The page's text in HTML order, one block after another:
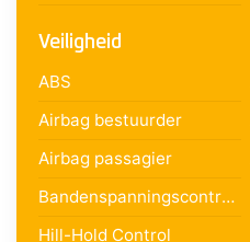
Veiligheid
ABS
Airbag bestuurder
Airbag passagier
Bandenspanningscontrole
Hill-Hold Control